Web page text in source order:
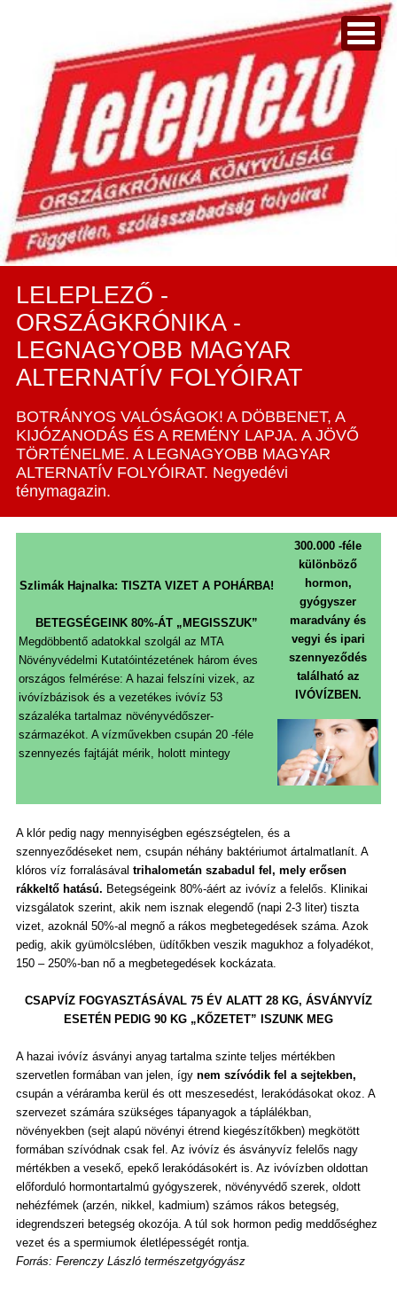
LELEPLEZŐ -
ORSZÁGKRÓNIKA -
LEGNAGYOBB MAGYAR
ALTERNATÍV FOLYÓIRAT
BOTRÁNYOS VALÓSÁGOK! A DÖBBENET, A
KIJÓZANODÁS ÉS A REMÉNY LAPJA. A JÖVŐ
TÖRTÉNELME. A LEGNAGYOBB MAGYAR
ALTERNATÍV FOLYÓIRAT. Negyedévi
ténymagazin.
Szlimák Hajnalka: TISZTA VIZET A POHÁRBA!
BETEGSÉGEINK 80%-ÁT „MEGISSZUK”
Megdöbbentő adatokkal szolgál az MTA
Növényvédelmi Kutatóintézetének három éves
országos felmérése: A hazai felszíni vizek, az
ivóvízbázisok és a vezetékes ivóvíz 53
százaléka tartalmaz növényvédőszer-
származékot. A vízművekben csupán 20 -féle
szennyezés fajtáját mérik, holott mintegy
300.000 -féle
különböző
hormon,
gyógyszer
maradvány és
vegyi és ipari
szennyeződés
található az
IVÓVÍZBEN.
A klór pedig nagy mennyiségben egészségtelen, és a
szennyeződéseket nem, csupán néhány baktériumot ártalmatlanít. A
klóros víz forralásával trihalometán szabadul fel, mely erősen
rákkeltő hatású. Betegségeink 80%-áért az ivóvíz a felelős. Klinikai
vizsgálatok szerint, akik nem isznak elegendő (napi 2-3 liter) tiszta
vizet, azoknál 50%-al megnő a rákos megbetegedések száma. Azok
pedig, akik gyümölcslében, üdítőkben veszik magukhoz a folyadékot,
150 – 250%-ban nő a megbetegedések kockázata.
CSAPVÍZ FOGYASZTÁSÁVAL 75 ÉV ALATT 28 KG, ÁSVÁNYVÍZ
ESETÉN PEDIG 90 KG „KŐZETET” ISZUNK MEG
A hazai ivóvíz ásványi anyag tartalma szinte teljes mértékben
szervetlen formában van jelen, így nem szívódik fel a sejtekben,
csupán a véráramba kerül és ott meszesedést, lerakódásokat okoz. A
szervezet számára szükséges tápanyagok a táplálékban,
növényekben (sejt alapú növényi étrend kiegészítőkben) megkötött
formában szívódnak csak fel. Az ivóvíz és ásványvíz felelős nagy
mértékben a vesekő, epekő lerakódásokért is. Az ivóvízben oldottan
előforduló hormontartalmú gyógyszerek, növényvédő szerek, oldott
nehézfémek (arzén, nikkel, kadmium) számos rákos betegség,
idegrendszeri betegség okozója. A túl sok hormon pedig meddőséghez
vezet és a spermiumok életlépességét rontja.
Forrás: Ferenczy László természetgyógyász